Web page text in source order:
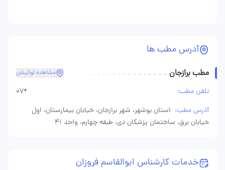
خدمات کارشناس ابوالقاسم فروزان
آدرس مطب ها
مطب برازجان مشاهده لوکیشن
تلفن مطب:
07*
آدرس مطب: استان بوشهر، شهر برازجان، خیابان بیمارستان، اول
خیابان برق، ساختمان پزشکان دی، طبقه چهارم، واحد ۴۱